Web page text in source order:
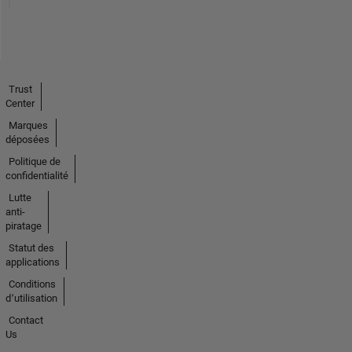
Trust
Center
Marques
déposées
Politique de
confidentialité
Lutte
anti-
piratage
Statut des
applications
Conditions
d՚utilisation
Contact
Us